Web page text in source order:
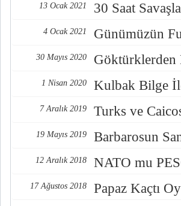
13 Ocak 2021 30 Saat
4 Ocak 2021 Günümüzün
30 Mayıs 2020 Göktürklerden
1 Nisan 2020 Kulbak Bilge
7 Aralık 2019 Turks ve
19 Mayıs 2019 Barbarosun
12 Aralık 2018 NATO mu
17 Ağustos 2018 Papaz Kaçtı